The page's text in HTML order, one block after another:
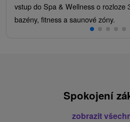
vstup do Spa & Wellness o rozloze
bazény, fitness a saunové zóny.
Spokojení
zobrazit